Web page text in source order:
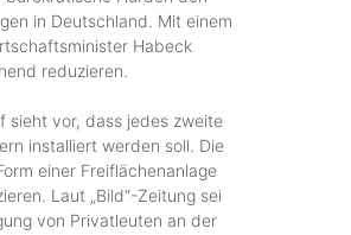
in Deutschland. Mit einem
Habeck
reduzieren.
sieht vor, dass jedes zweite
installiert werden soll. Die
einer Freiflächenanlage
Laut „Bild“-Zeitung sei
von Privatleuten an der